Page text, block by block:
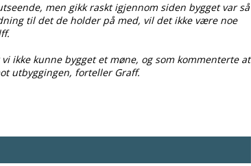
men gikk raskt igjennom siden bygget var så
til det de holder på med, vil det ikke være noe
ikke kunne bygget et møne, og som kommenterte at
utbyggingen, forteller Graff.